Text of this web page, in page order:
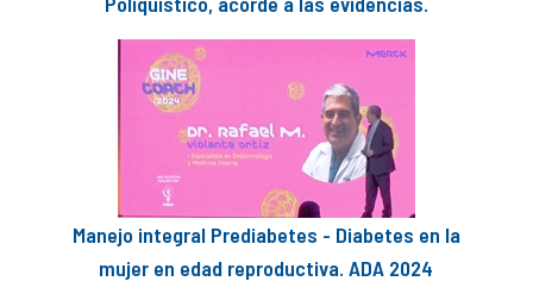
Manejo integral Prediabetes - Diabetes en la
mujer en edad reproductiva. ADA 2024